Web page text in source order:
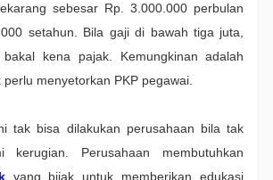
sebesar Rp. 3.000.000 perbulan
setahun. Bila gaji di bawah tiga juta,
kena pajak. Kemungkinan adalah
menyetorkan PKP pegawai.
tak bisa dilakukan perusahaan bila tak
kerugian. Perusahaan membutuhkan
yang bijak untuk memberikan edukasi